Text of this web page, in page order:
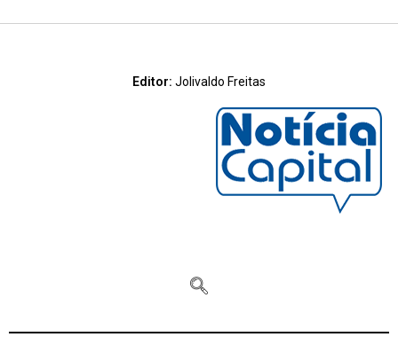
Editor: Jolivaldo Freitas